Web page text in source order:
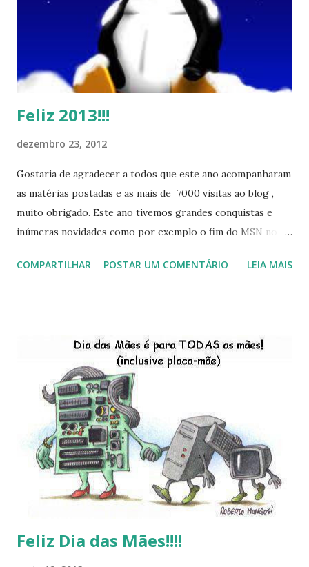
Feliz 2013!!!
dezembro 23, 2012
Gostaria de agradecer a todos que este ano acompanharam
as matérias postadas e as mais de 7000 visitas ao blog ,
muito obrigado. Este ano tivemos grandes conquistas e
inúmeras novidades como por exemplo o fim do MSN no
do Kaiana que será lançada em 2013, distro nacional , a
do LibreOffice , o IX Latinoware, a Microsoft boicotando o
Linux (como sempre), o lançamento do Windows 8 e a sua
baixa taxa de adesão pelos usuários, entre out ros. Gostaria
de desejar a todos Boas Festas e que em 2013 possamos
estar juntos novamente. Feliz Natal!!!! F eli z 2013 a todos!!!
COMPARTILHAR POSTAR UM COMENTÁRIO LEIA MAIS
Feliz Dia das Mães!!!!